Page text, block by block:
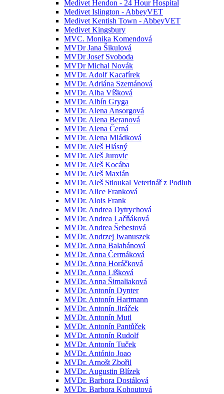
Medivet Hendon - 24 Hour Hospital
Medivet Islington - AbbeyVET
Medivet Kentish Town - AbbeyVET
Medivet Kingsbury
MVC. Monika Komendová
MVDr Jana Šikulová
MVDr Josef Svoboda
MVDr Michal Novák
MVDr. Adolf Kacafírek
MVDr. Adriána Szemánová
MVDr. Alba Víšková
MVDr. Albín Gryga
MVDr. Alena Ansorgová
MVDr. Alena Beranová
MVDr. Alena Černá
MVDr. Alena Mládková
MVDr. Aleš Hlásný
MVDr. Aleš Jurovic
MVDr. Aleš Kocába
MVDr. Aleš Maxián
MVDr. Aleš Stloukal Veterinář z Podluh
MVDr. Alice Franková
MVDr. Alois Frank
MVDr. Andrea Dytrychová
MVDr. Andrea Lačňáková
MVDr. Andrea Šebestová
MVDr. Andrzej Iwanuszek
MVDr. Anna Balabánová
MVDr. Anna Čermáková
MVDr. Anna Horáčková
MVDr. Anna Lišková
MVDr. Anna Šimaliaková
MVDr. Antonín Dynter
MVDr. Antonín Hartmann
MVDr. Antonín Jiráček
MVDr. Antonín Mutl
MVDr. Antonín Pantůček
MVDr. Antonín Rudolf
MVDr. Antonín Tuček
MVDr. António Joao
MVDr. Arnošt Zbořil
MVDr. Augustin Blízek
MVDr. Barbora Dostálová
MVDr. Barbora Kohoutová